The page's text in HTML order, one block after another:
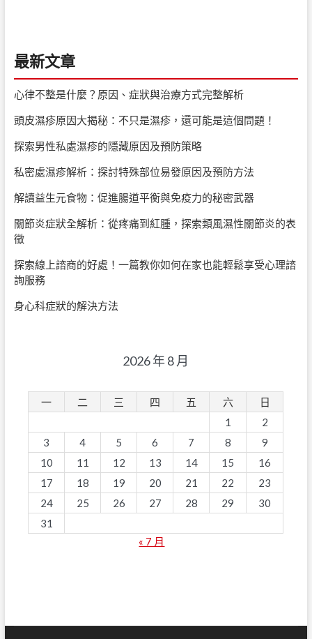
最新文章
心律不整是什麼？原因、症狀與治療方式完整解析
頭皮濕疹原因大揭秘：不只是濕疹，還可能是這個問題！
探索男性私處濕疹的隱藏原因及預防策略
私密處濕疹解析：探討特殊部位易發原因及預防方法
解讀益生元食物：促進腸道平衡與免疫力的秘密武器
關節炎症狀全解析：從疼痛到紅腫，探索類風濕性關節炎的表
徵
探索線上諮商的好處！一篇教你如何在家也能輕鬆享受心理諮
詢服務
身心科症狀的解決方法
2026 年 8 月
一 二 三 四 五 六
日
1
2
3
4 5 6 7 8
9
10
11 12 13 14 15
16
17
18 19 20 21 22
23
24
25 26 27 28 29
30
31
« 7 月